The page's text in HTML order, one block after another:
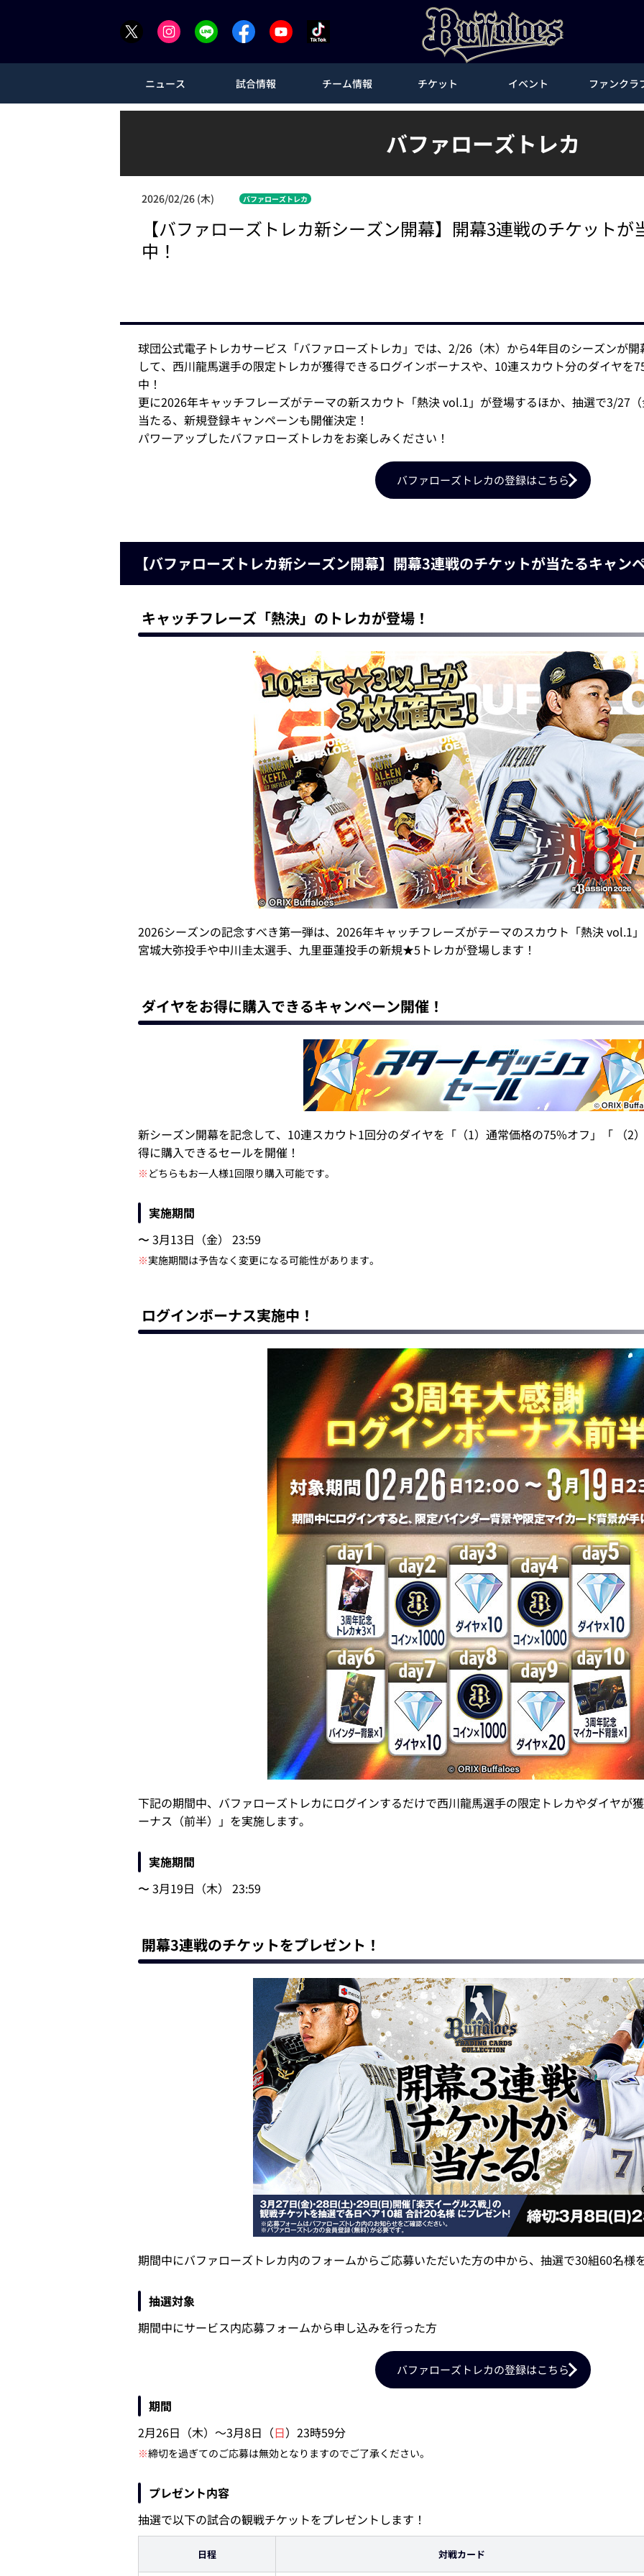
ニュース 試合情報 チーム情報 チケット イベント ファンクラ
バファローズトレカ
2026/02/26 (木) バファローズトレカ
【バファローズトレカ新シーズン開幕】開幕3連戦のチケット
中！
球団公式電子トレカサービス「バファローズトレカ」では、2/26（木）から4年目のシーズンが
して、西川龍馬選手の限定トレカが獲得できるログインボーナスや、10連スカウト分のダイヤを
中！
更に2026年キャッチフレーズがテーマの新スカウト「熱決 vol.1」が登場するほか、抽選で3/27
当たる、新規登録キャンペーンも開催決定！
パワーアップしたバファローズトレカをお楽しみください！
バファローズトレカの登録はこちら
【バファローズトレカ新シーズン開幕】開幕3連戦のチケットが当たるキャン
キャッチフレーズ「熱決」のトレカが登場！
2026シーズンの記念すべき第一弾は、2026年キャッチフレーズがテーマのスカウト「熱決 vol.1
宮城大弥投手や中川圭太選手、九里亜蓮投手の新規★5トレカが登場します！
ダイヤをお得に購入できるキャンペーン開催！
新シーズン開幕を記念して、10連スカウト1回分のダイヤを「（1）通常価格の75%オフ」「 （2
得に購入できるセールを開催！
※ どちらもお一人様1回限り購入可能です。
実施期間
〜 3月13日（金） 23:59
※実施期間は予告なく変更になる可能性があります。
ログインボーナス実施中！
下記の期間中、バファローズトレカにログインするだけで西川龍馬選手の限定トレカやダイヤが
ーナス（前半）」を実施します。
実施期間
〜 3月19日（木） 23:59
開幕3連戦のチケットをプレゼント！
期間中にバファローズトレカ内のフォームからご応募いただいた方の中から、抽選で30組60名様
抽選対象
期間中にサービス内応募フォームから申し込みを行った方
バファローズトレカの登録はこちら
期間
2月26日（木）～3月8日（日）23時59分
※締切を過ぎてのご応募は無効となりますのでご了承ください。
プレゼント内容
抽選で以下の試合の観戦チケットをプレゼントします！
日程 対戦カード